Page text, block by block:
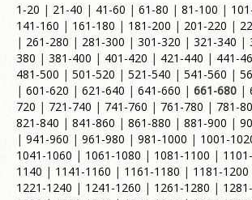
1-20 | 21-40 | 41-60 | 61-80 | 81-100 |
141-160 | 161-180 | 181-200 | 201-220 |
| 261-280 | 281-300 | 301-320 | 321-340 |
380 | 381-400 | 401-420 | 421-440 | 441-
481-500 | 501-520 | 521-540 | 541-560 |
| 601-620 | 621-640 | 641-660 | 661-680 |
720 | 721-740 | 741-760 | 761-780 | 781-
821-840 | 841-860 | 861-880 | 881-900 |
| 941-960 | 961-980 | 981-1000 | 1001-
1041-1060 | 1061-1080 | 1081-1100 |
1140 | 1141-1160 | 1161-1180 | 1181-1200
1221-1240 | 1241-1260 | 1261-1280 |